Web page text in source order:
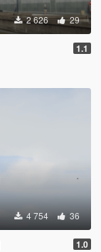
2 626 29
1.1
4 754 36
1.0